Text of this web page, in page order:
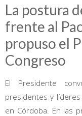
La postura
frente al
propuso el
Congreso
El Presidente
presidentes y
en Córdoba. En las